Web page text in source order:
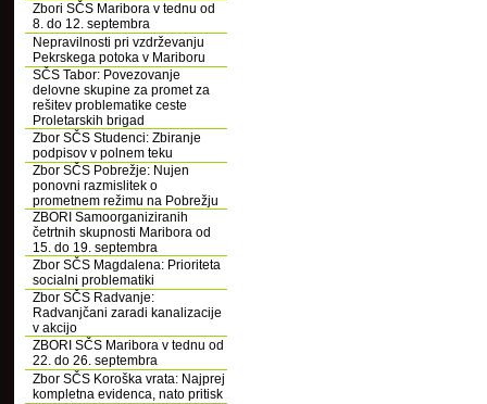
Zbori SČS Maribora v tednu od
8. do 12. septembra
Nepravilnosti pri vzdrževanju
Pekrskega potoka v Mariboru
SČS Tabor: Povezovanje
delovne skupine za promet za
rešitev problematike ceste
Proletarskih brigad
Zbor SČS Studenci: Zbiranje
podpisov v polnem teku
Zbor SČS Pobrežje: Nujen
ponovni razmislitek o
prometnem režimu na Pobrežju
ZBORI Samoorganiziranih
četrtnih skupnosti Maribora od
15. do 19. septembra
Zbor SČS Magdalena: Prioriteta
socialni problematiki
Zbor SČS Radvanje:
Radvanjčani zaradi kanalizacije
v akcijo
ZBORI SČS Maribora v tednu od
22. do 26. septembra
Zbor SČS Koroška vrata: Najprej
kompletna evidenca, nato pritisk